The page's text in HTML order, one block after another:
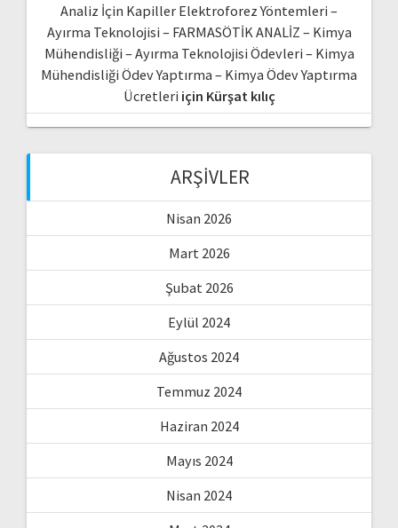
Analiz İçin Kapiller Elektroforez Yöntemleri –
Ayırma Teknolojisi – FARMASÖTİK ANALİZ – Kimya
Mühendisliği – Ayırma Teknolojisi Ödevleri – Kimya
Mühendisliği Ödev Yaptırma – Kimya Ödev Yaptırma
Ücretleri için Kürşat kılıç
ARŞIVLER
Nisan 2026
Mart 2026
Şubat 2026
Eylül 2024
Ağustos 2024
Temmuz 2024
Haziran 2024
Mayıs 2024
Nisan 2024